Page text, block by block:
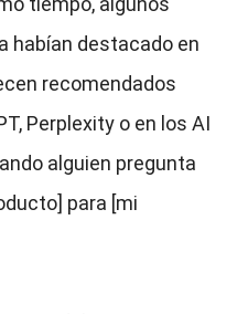
habían destacado en
recomendados
Perplexity o en los AI
alguien pregunta
para [mi